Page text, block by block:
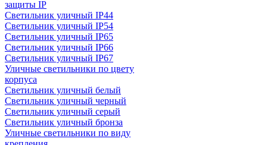
защиты IP
Светильник уличный IP44
Светильник уличный IP54
Светильник уличный IP65
Светильник уличный IP66
Светильник уличный IP67
Уличные светильники по цвету
корпуса
Светильник уличный белый
Светильник уличный черный
Светильник уличный серый
Светильник уличный бронза
Уличные светильники по виду